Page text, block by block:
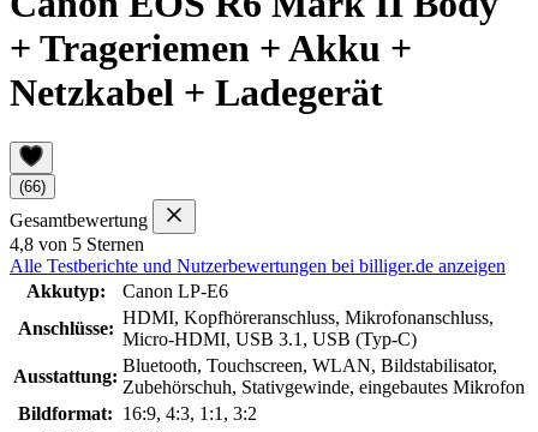
+ Trageriemen + Akku +
Netzkabel + Ladegerät
(66)
Gesamtbewertung
4,8 von 5 Sternen
Alle Testberichte und Nutzerbewertungen bei billiger.de anzeigen
Akkutyp:
Canon LP-E6
Anschlüsse:
HDMI, Kopfhöreranschluss, Mikrofonanschluss,
Micro-HDMI, USB 3.1, USB (Typ-C)
Ausstattung:
Bluetooth, Touchscreen, WLAN, Bildstabilisator,
Zubehörschuh, Stativgewinde, eingebautes Mikrofon
Bildformat: 16:9, 4:3, 1:1, 3:2